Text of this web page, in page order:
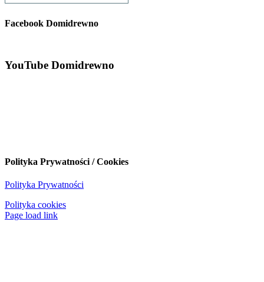
Facebook Domidrewno
YouTube Domidrewno
Polityka Prywatności / Cookies
Polityka Prywatności
Polityka cookies
Page load link